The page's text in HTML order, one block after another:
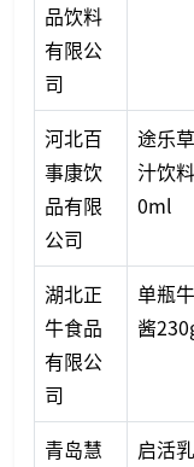
品饮料
有限公
司
河北百
事康饮
品有限
公司
途乐
汁饮
0ml
湖北正
牛食品
有限公
司
单瓶
酱
青岛慧
启活